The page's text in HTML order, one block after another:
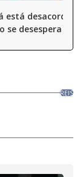
está
se desespera |
REIS